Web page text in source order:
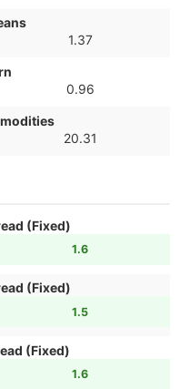
1.37
0.96
20.31
(Fixed)
1.6
(Fixed)
1.5
(Fixed)
1.6